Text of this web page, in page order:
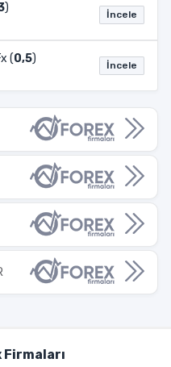
) İncele
(0,5) İncele
Firmaları